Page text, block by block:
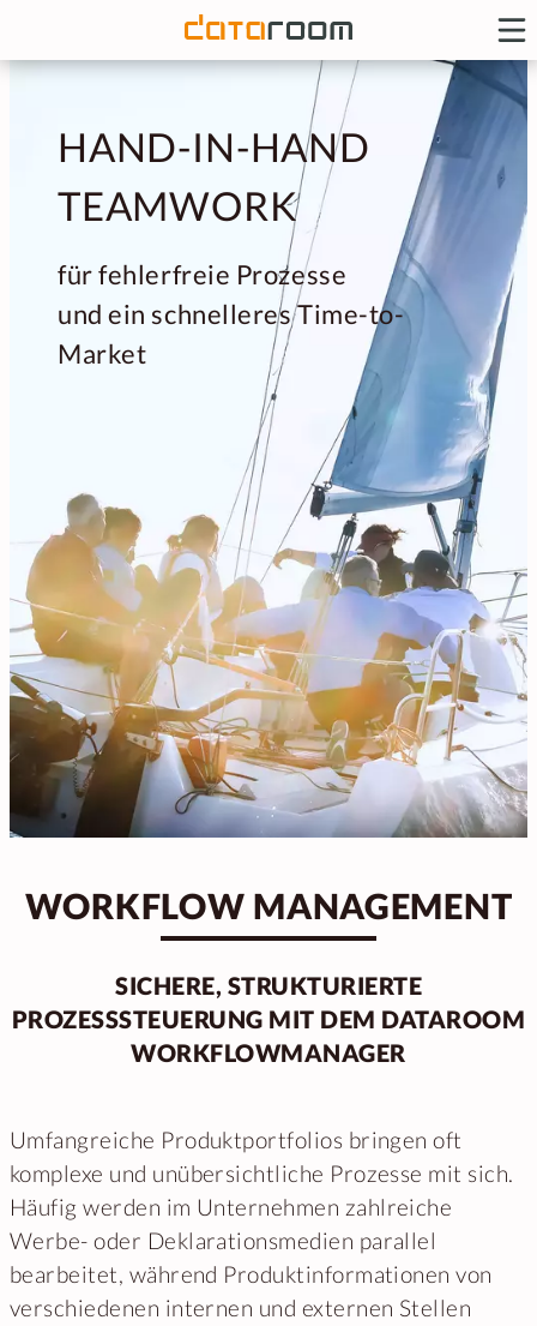
HAND-IN-HAND
TEAMWORK
für fehlerfreie Prozesse
und ein schnelleres Time-to-
Market
WORKFLOW MANAGEMENT
SICHERE, STRUKTURIERTE
PROZESSSTEUERUNG MIT DEM DATAROOM
WORKFLOWMANAGER
Umfangreiche Produktportfolios bringen oft
komplexe und unübersichtliche Prozesse mit sich.
Häufig werden im Unternehmen zahlreiche
Werbe- oder Deklarationsmedien parallel
bearbeitet, während Produktinformationen von
verschiedenen internen und externen Stellen